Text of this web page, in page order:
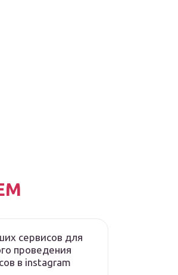
сервисов для
проведения
в instagram